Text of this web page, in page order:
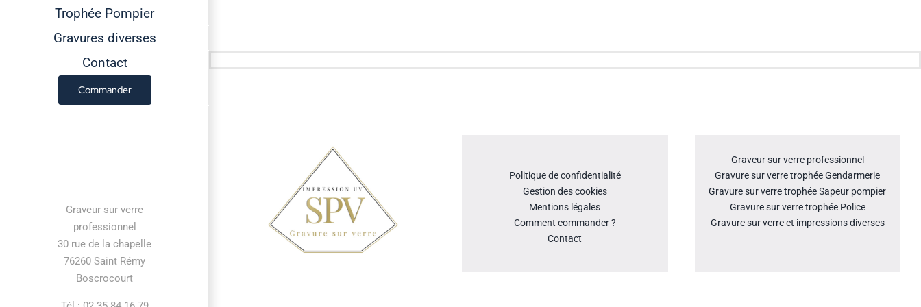
Trophée Pompier
Gravures diverses
Contact
Commander
Graveur sur verre
professionnel
30 rue de la chapelle
76260 Saint Rémy
Boscrocourt
Politique de confidentialité
Gestion des cookies
Mentions légales
Comment commander ?
Contact
Graveur sur verre professionnel
Gravure sur verre trophée Gendarmerie
Gravure sur verre trophée Sapeur pompier
Gravure sur verre trophée Police
Gravure sur verre et impressions diverses